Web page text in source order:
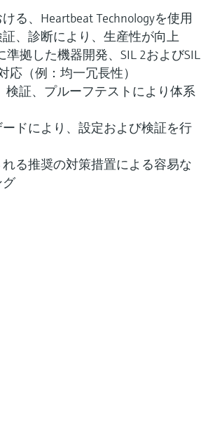
る、Heartbeat Technologyを使用
、診断により、生産性が向上
準拠した機器開発、SIL 2およびSIL
応（例：均一冗長性）
検証、プルーフテストにより体系
ドにより、設定および検証を行
る推奨の対策措置による容易な